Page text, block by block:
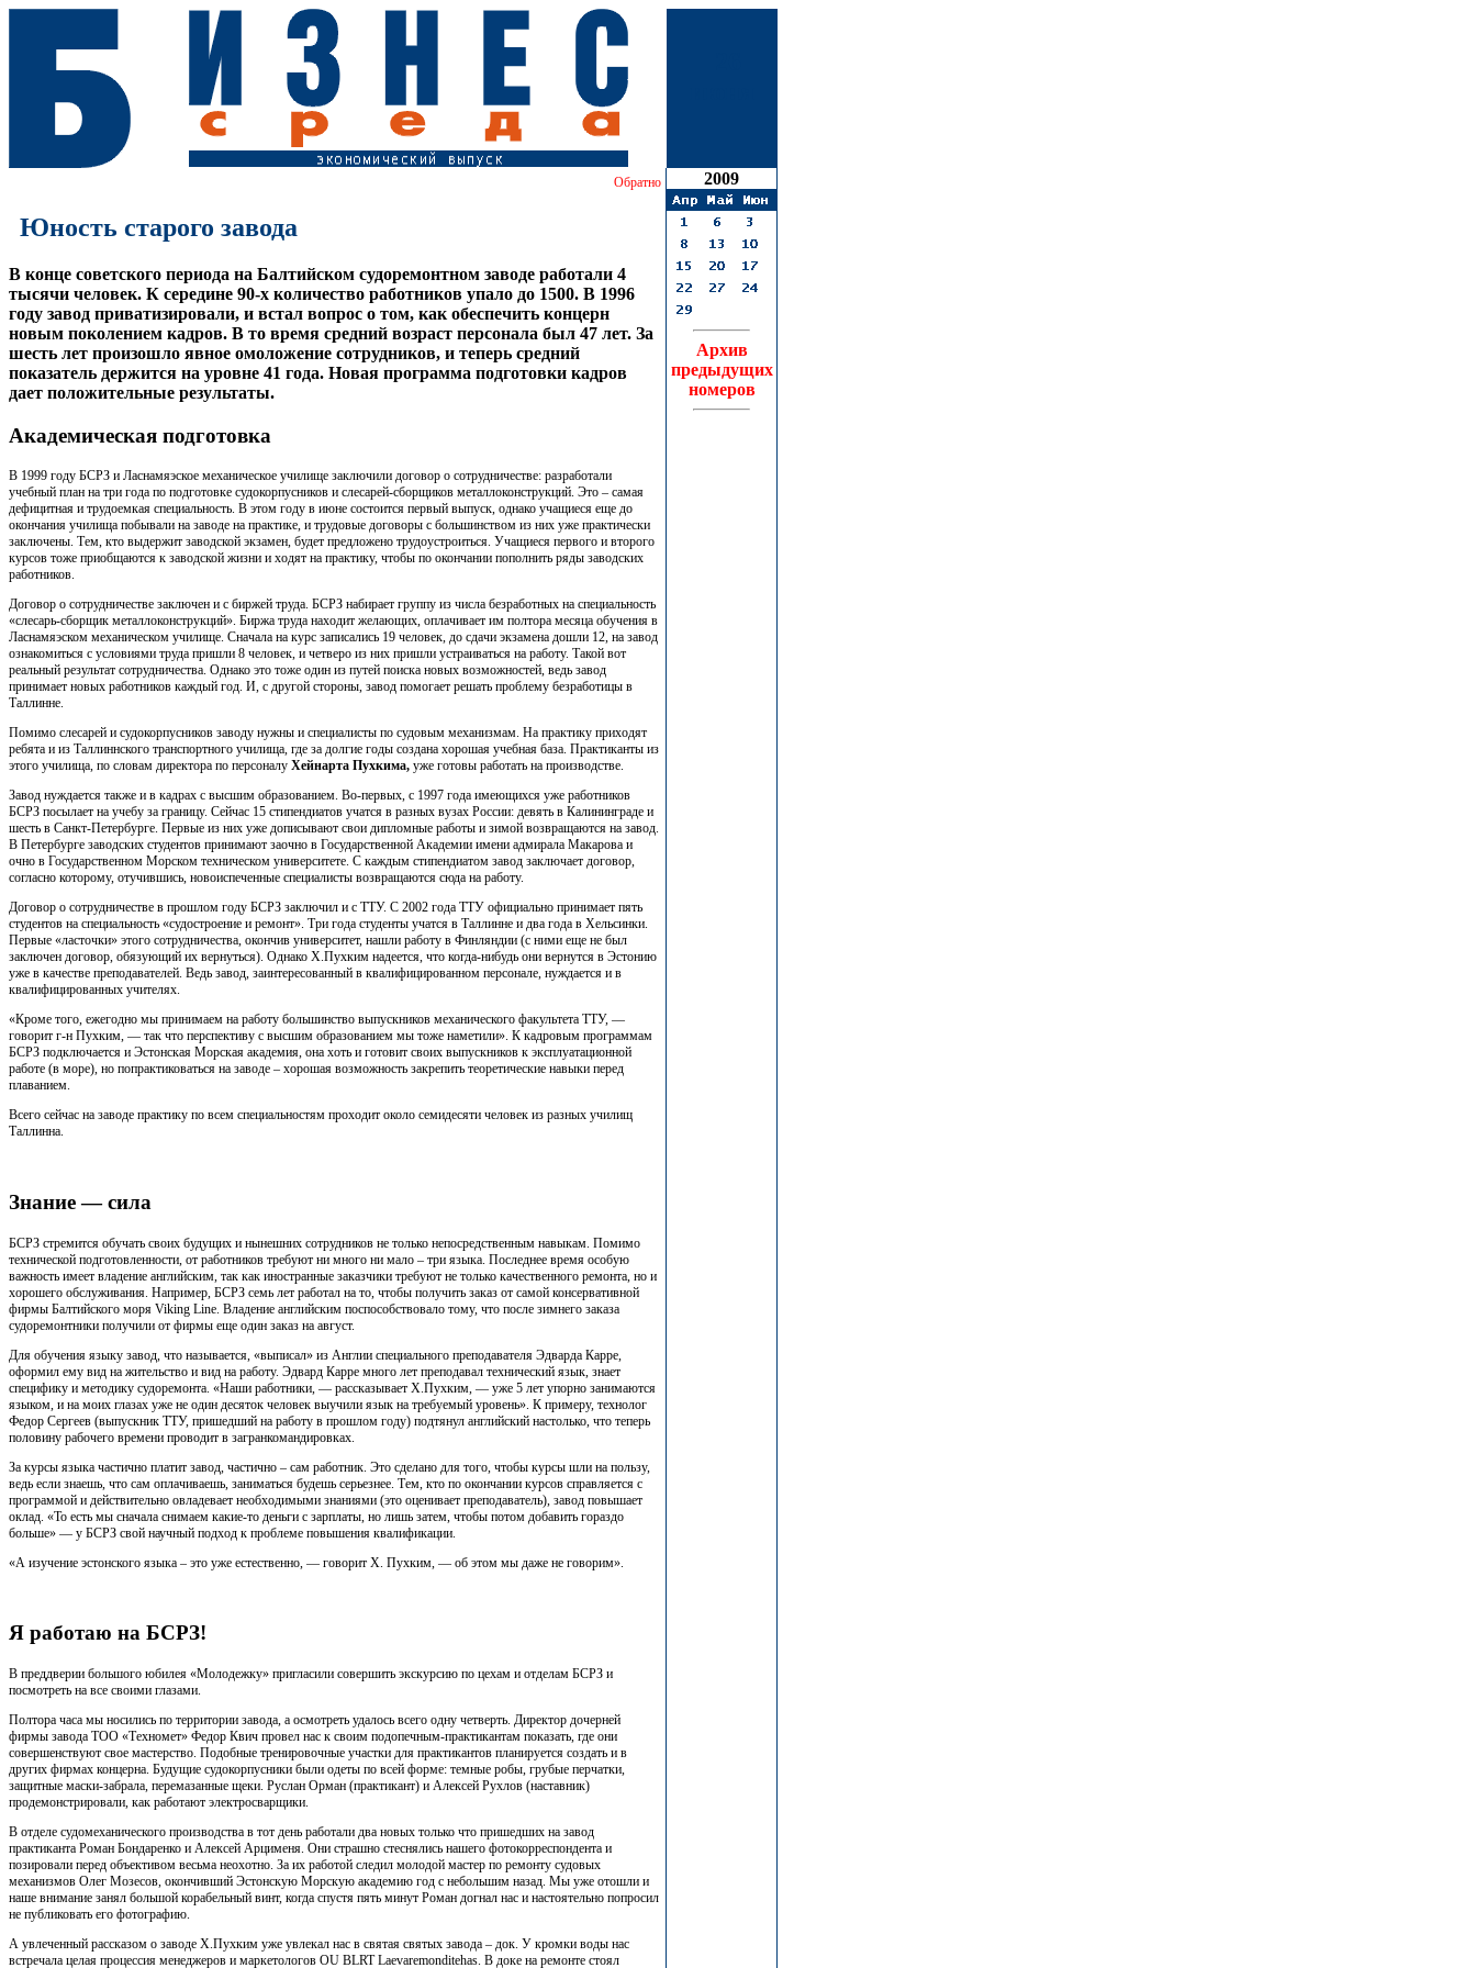
Обратно
Юность старого завода
В конце советского периода на Балтийском судоремонтном заводе работали 4
тысячи человек. К середине 90-х количество работников упало до 1500. В 1996
году завод приватизировали, и встал вопрос о том, как обеспечить концерн
новым поколением кадров. В то время средний возраст персонала был 47 лет. За
шесть лет произошло явное омоложение сотрудников, и теперь средний
показатель держится на уровне 41 года. Новая программа подготовки кадров
дает положительные результаты.
Академическая подготовка
В 1999 году БСРЗ и Ласнамяэское механическое училище заключили договор о сотрудничестве: разработали
учебный план на три года по подготовке судокорпусников и слесарей-сборщиков металлоконструкций. Это – самая
дефицитная и трудоемкая специальность. В этом году в июне состоится первый выпуск, однако учащиеся еще до
окончания училища побывали на заводе на практике, и трудовые договоры с большинством из них уже практически
заключены. Тем, кто выдержит заводской экзамен, будет предложено трудоустроиться. Учащиеся первого и второго
курсов тоже приобщаются к заводской жизни и ходят на практику, чтобы по окончании пополнить ряды заводских
работников.
Договор о сотрудничестве заключен и с биржей труда. БСРЗ набирает группу из числа безработных на специальность
«слесарь-сборщик металлоконструкций». Биржа труда находит желающих, оплачивает им полтора месяца обучения в
Ласнамяэском механическом училище. Сначала на курс записались 19 человек, до сдачи экзамена дошли 12, на завод
ознакомиться с условиями труда пришли 8 человек, и четверо из них пришли устраиваться на работу. Такой вот
реальный результат сотрудничества. Однако это тоже один из путей поиска новых возможностей, ведь завод
принимает новых работников каждый год. И, с другой стороны, завод помогает решать проблему безработицы в
Таллинне.
Помимо слесарей и судокорпусников заводу нужны и специалисты по судовым механизмам. На практику приходят
ребята и из Таллиннского транспортного училища, где за долгие годы создана хорошая учебная база. Практиканты из
этого училища, по словам директора по персоналу Хейнарта Пухкима, уже готовы работать на производстве.
Завод нуждается также и в кадрах с высшим образованием. Во-первых, с 1997 года имеющихся уже работников
БСРЗ посылает на учебу за границу. Сейчас 15 стипендиатов учатся в разных вузах России: девять в Калининграде и
шесть в Санкт-Петербурге. Первые из них уже дописывают свои дипломные работы и зимой возвращаются на завод.
В Петербурге заводских студентов принимают заочно в Государственной Академии имени адмирала Макарова и
очно в Государственном Морском техническом университете. С каждым стипендиатом завод заключает договор,
согласно которому, отучившись, новоиспеченные специалисты возвращаются сюда на работу.
Договор о сотрудничестве в прошлом году БСРЗ заключил и с ТТУ. С 2002 года ТТУ официально принимает пять
студентов на специальность «судостроение и ремонт». Три года студенты учатся в Таллинне и два года в Хельсинки.
Первые «ласточки» этого сотрудничества, окончив университет, нашли работу в Финляндии (с ними еще не был
заключен договор, обязующий их вернуться). Однако Х.Пухким надеется, что когда-нибудь они вернутся в Эстонию
уже в качестве преподавателей. Ведь завод, заинтересованный в квалифицированном персонале, нуждается и в
квалифицированных учителях.
«Кроме того, ежегодно мы принимаем на работу большинство выпускников механического факультета ТТУ, —
говорит г-н Пухким, — так что перспективу с высшим образованием мы тоже наметили». К кадровым программам
БСРЗ подключается и Эстонская Морская академия, она хоть и готовит своих выпускников к эксплуатационной
работе (в море), но попрактиковаться на заводе – хорошая возможность закрепить теоретические навыки перед
плаванием.
Всего сейчас на заводе практику по всем специальностям проходит около семидесяти человек из разных училищ
Таллинна.
Знание — сила
БСРЗ стремится обучать своих будущих и нынешних сотрудников не только непосредственным навыкам. Помимо
технической подготовленности, от работников требуют ни много ни мало – три языка. Последнее время особую
важность имеет владение английским, так как иностранные заказчики требуют не только качественного ремонта, но и
хорошего обслуживания. Например, БСРЗ семь лет работал на то, чтобы получить заказ от самой консервативной
фирмы Балтийского моря Viking Line. Владение английским поспособствовало тому, что после зимнего заказа
судоремонтники получили от фирмы еще один заказ на август.
Для обучения языку завод, что называется, «выписал» из Англии специального преподавателя Эдварда Карре,
оформил ему вид на жительство и вид на работу. Эдвард Карре много лет преподавал технический язык, знает
специфику и методику судоремонта. «Наши работники, — рассказывает Х.Пухким, — уже 5 лет упорно занимаются
языком, и на моих глазах уже не один десяток человек выучили язык на требуемый уровень». К примеру, технолог
Федор Сергеев (выпускник ТТУ, пришедший на работу в прошлом году) подтянул английский настолько, что теперь
половину рабочего времени проводит в загранкомандировках.
За курсы языка частично платит завод, частично – сам работник. Это сделано для того, чтобы курсы шли на пользу,
ведь если знаешь, что сам оплачиваешь, заниматься будешь серьезнее. Тем, кто по окончании курсов справляется с
программой и действительно овладевает необходимыми знаниями (это оценивает преподаватель), завод повышает
оклад. «То есть мы сначала снимаем какие-то деньги с зарплаты, но лишь затем, чтобы потом добавить гораздо
больше» — у БСРЗ свой научный подход к проблеме повышения квалификации.
«А изучение эстонского языка – это уже естественно, — говорит Х. Пухким, — об этом мы даже не говорим».
Я работаю на БСРЗ!
В преддверии большого юбилея «Молодежку» пригласили совершить экскурсию по цехам и отделам БСРЗ и
посмотреть на все своими глазами.
Полтора часа мы носились по территории завода, а осмотреть удалось всего одну четверть. Директор дочерней
фирмы завода ТОО «Техномет» Федор Квич провел нас к своим подопечным-практикантам показать, где они
совершенствуют свое мастерство. Подобные тренировочные участки для практикантов планируется создать и в
других фирмах концерна. Будущие судокорпусники были одеты по всей форме: темные робы, грубые перчатки,
защитные маски-забрала, перемазанные щеки. Руслан Орман (практикант) и Алексей Рухлов (наставник)
продемонстрировали, как работают электросварщики.
В отделе судомеханического производства в тот день работали два новых только что пришедших на завод
практиканта Роман Бондаренко и Алексей Арцименя. Они страшно стеснялись нашего фотокорреспондента и
позировали перед объективом весьма неохотно. За их работой следил молодой мастер по ремонту судовых
механизмов Олег Мозесов, окончивший Эстонскую Морскую академию год с небольшим назад. Мы уже отошли и
наше внимание занял большой корабельный винт, когда спустя пять минут Роман догнал нас и настоятельно попросил
не публиковать его фотографию.
А увлеченный рассказом о заводе Х.Пухким уже увлекал нас в святая святых завода – док. У кромки воды нас
встречала целая процессия менеджеров и маркетологов OU BLRT Laevaremonditehas. В доке на ремонте стоял
2009
Архив
предыдущих
номеров